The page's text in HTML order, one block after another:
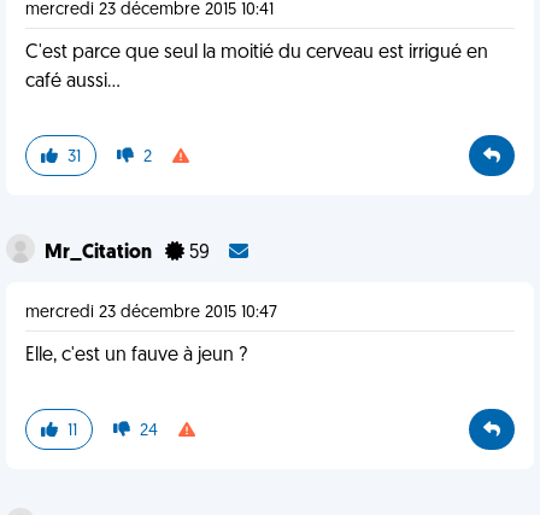
mercredi 23 décembre 2015 10:41
C'est parce que seul la moitié du cerveau est irrigué en
café aussi...
31 2
Mr_Citation 59
mercredi 23 décembre 2015 10:47
Elle, c'est un fauve à jeun ?
11 24